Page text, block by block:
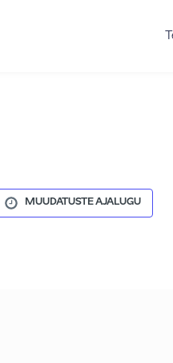
MUUDATUSTE AJALUGU